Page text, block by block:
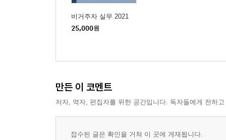
비거주자 실무 2021
25,000원
만든 이 코멘트
저자, 역자, 편집자를 위한 공간입니다. 독자들에게 전하
접수된 글은 확인을 거쳐 이 곳에 게재됩니다.